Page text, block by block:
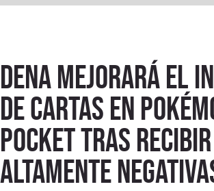
DeNA mejorará el
de cartas en
Pocket tras
altamente